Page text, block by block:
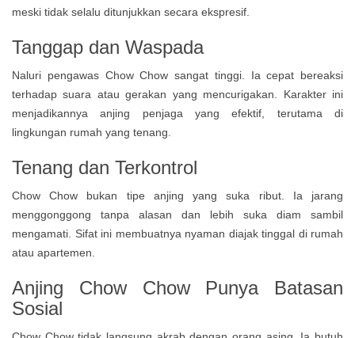
meski tidak selalu ditunjukkan secara ekspresif.
Tanggap dan Waspada
Naluri pengawas Chow Chow sangat tinggi. Ia cepat bereaksi
terhadap suara atau gerakan yang mencurigakan. Karakter ini
menjadikannya anjing penjaga yang efektif, terutama di
lingkungan rumah yang tenang.
Tenang dan Terkontrol
Chow Chow bukan tipe anjing yang suka ribut. Ia jarang
menggonggong tanpa alasan dan lebih suka diam sambil
mengamati. Sifat ini membuatnya nyaman diajak tinggal di rumah
atau apartemen.
Anjing Chow Chow Punya Batasan
Sosial